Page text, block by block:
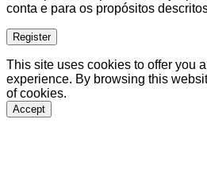
conta e para os propósitos
Register
This site uses cookies to offer you
experience. By browsing this
of cookies.
Accept